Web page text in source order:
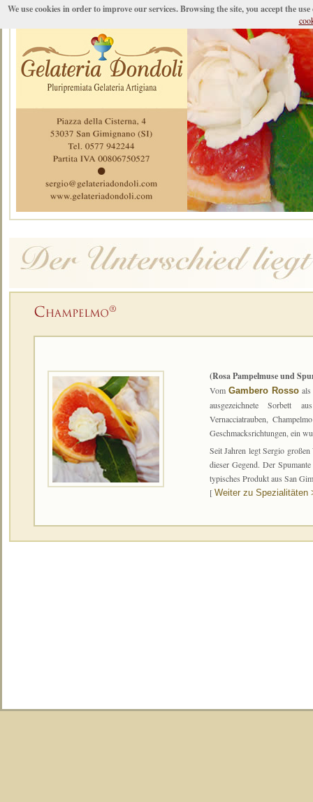
(Rosa Pampelmuse und
VomGambero Rosso
ausgezeichnete Sorbett
Vernacciatrauben,
Geschmacksrichtungen, ein
Seit Jahren legt Sergio
dieser Gegend. Der
typisches Produkt aus San
[ Weiter zu Spezialitäten
We use cookies in order to improve our services. Browsing the site, you accept the